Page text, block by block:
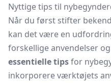
Nyttige tips til
Når du først stifter
kan det være en
forskellige anvendelser
essentielle tipsfor
inkorporere værktøjets